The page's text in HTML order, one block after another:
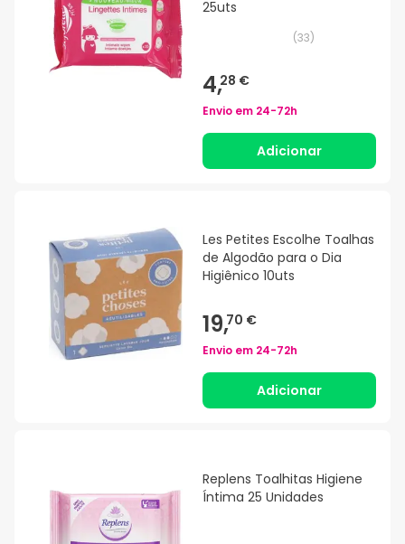
25uts
(33)
4,28 €
Envio em 24-72h
Adicionar
Les Petites Escolhe Toalhas
de Algodão para o Dia
Higiênico 10uts
19,70 €
Envio em 24-72h
Adicionar
Replens Toalhitas Higiene
Íntima 25 Unidades